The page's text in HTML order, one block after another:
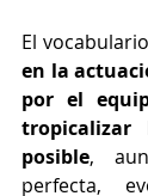
El
en la
por el
posible,
perfecta,